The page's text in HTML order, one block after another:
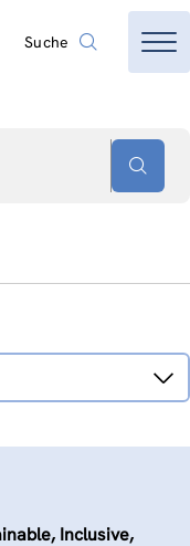
Suche
Inclusive,